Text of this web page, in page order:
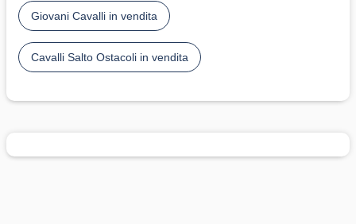
Giovani Cavalli in vendita
Cavalli Salto Ostacoli in vendita